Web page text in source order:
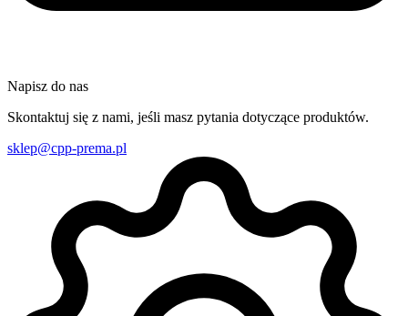
Napisz do nas
Skontaktuj się z nami, jeśli masz pytania dotyczące produktów.
sklep@cpp-prema.pl